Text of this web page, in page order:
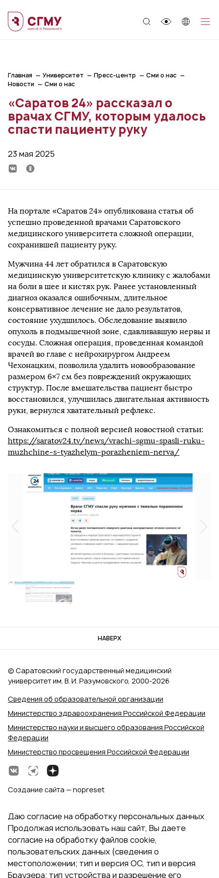
Главная Университет Пресс-центр
Сми о нас
Новости
Сми о нас
«Саратов 24» рассказал о
врачах СГМУ, которым удалось
спасти пациенту руку
23 мая 2025
На портале «Саратов 24» опубликована статья об
успешно проведенной врачами Саратовского
медицинского университета сложной операции,
сохранившей пациенту руку.
Мужчина 44 лет обратился в Саратовскую
медицинскую университетскую клинику с жалобами
на боли в шее и кистях рук. Ранее установленный
диагноз оказался ошибочным, длительное
консервативное лечение не дало результатов,
состояние ухудшилось. Обследование выявило
опухоль в подмышечной зоне, сдавливавшую нервы и
сосуды. Сложная операция, проведенная командой
врачей во главе с нейрохирургом Андреем
Чехонацким, позволила удалить новообразование
размером 6×7 см без повреждений окружающих
структур. После вмешательства пациент быстро
восстановился, улучшилась двигательная активность
руки, вернулся хватательный рефлекс.
Ознакомиться с полной версией новостной статьи:
https://saratov24.tv/news/vrachi-sgmu-spasli-ruku-
muzhchine-s-tyazhelym-porazheniem-nerva/
НАВЕРХ
Сведения об образовательной организации
Министерство здравоохранения Российской Федерации
Министерство науки и высшего образования Российской
Федерации
Министерство просвещения Российской Федерации
© Саратовский государственный медицинский
университет им. В. И. Разумовского, 2000‑2026
Создание сайта — nopreset
Даю согласие на обработку персональных данных
Продолжая использовать наш сайт, Вы даете
согласие на обработку файлов cookie,
пользовательских данных (сведения о
местоположении; тип и версия ОС, тип и версия
Браузера; тип устройства и разрешение его